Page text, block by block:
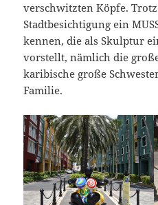
verschwitzten Köpfe.
Stadtbesichtigung ein
kennen, die als Skulptur
vorstellt, nämlich die
karibische große
Familie.